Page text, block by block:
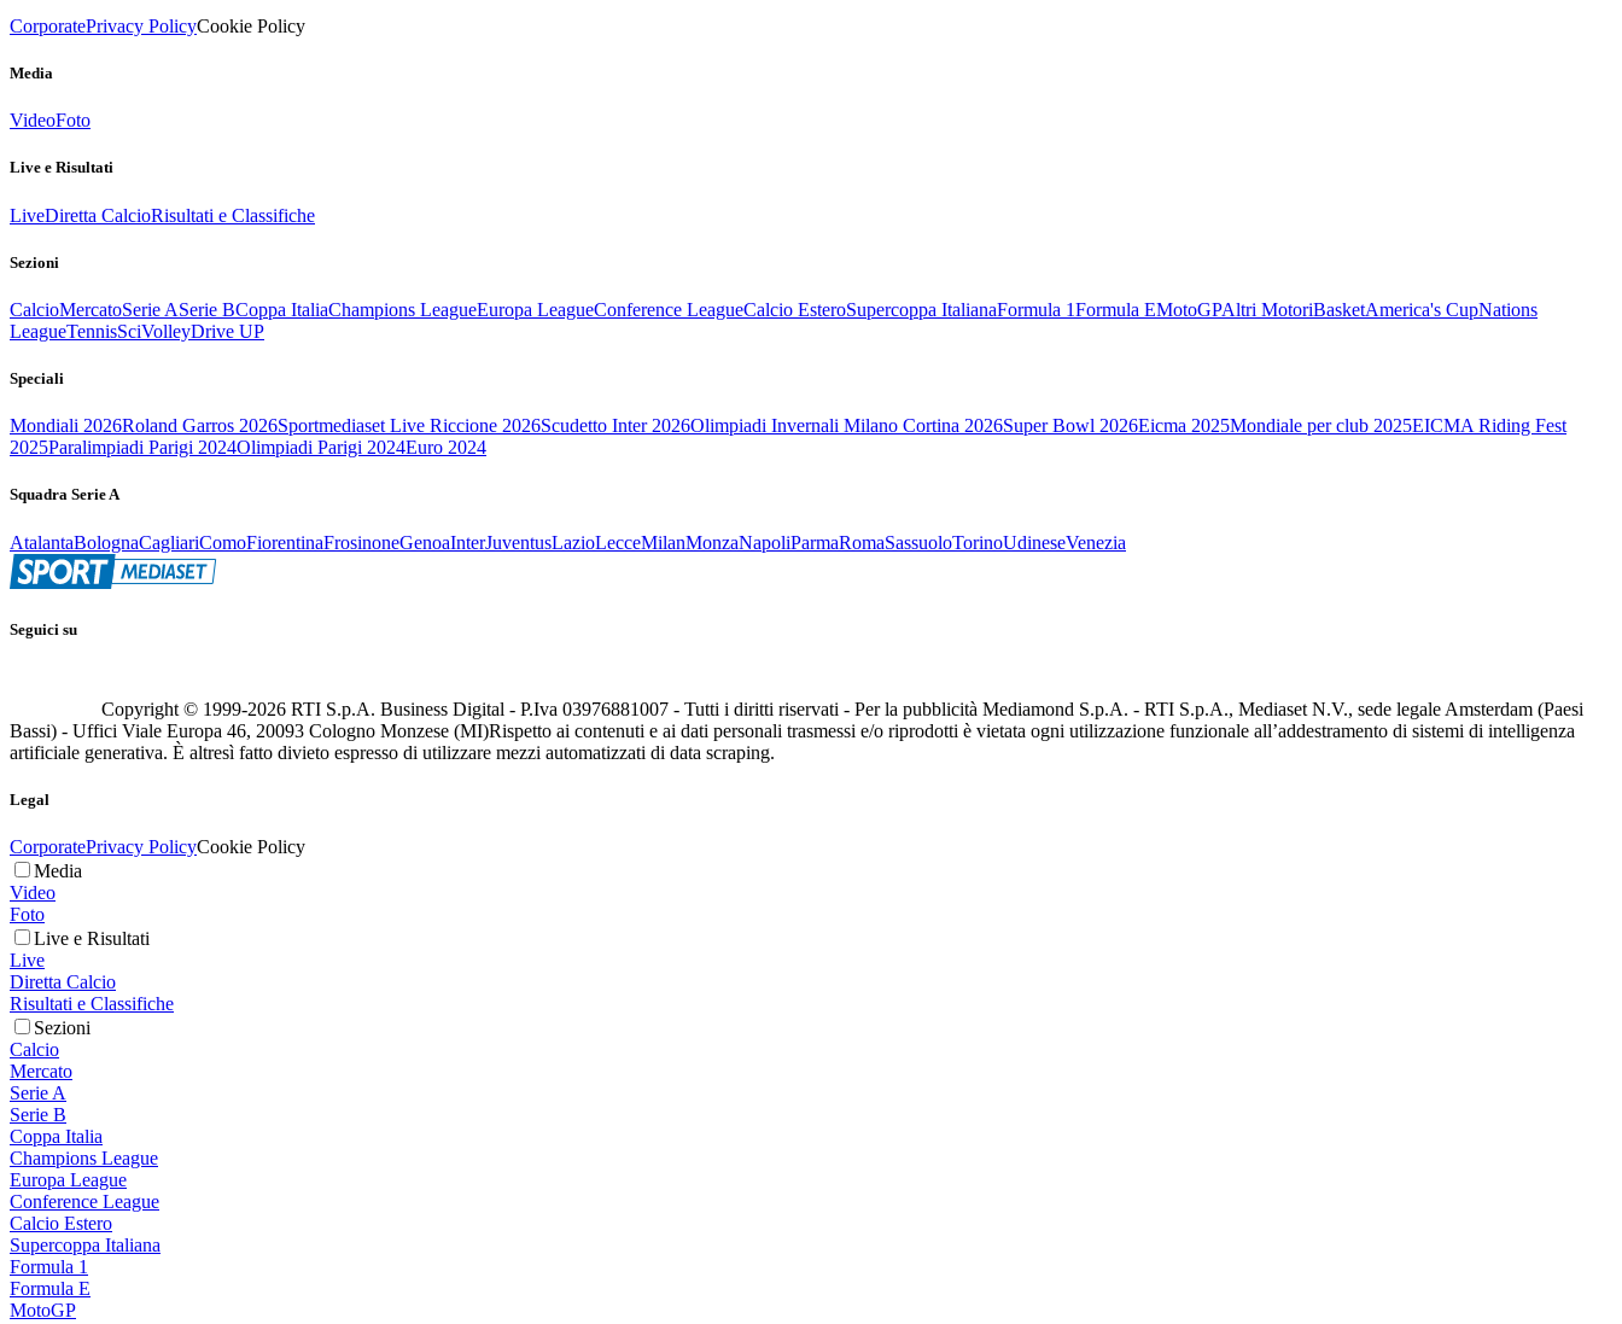
CorporatePrivacy PolicyCookie Policy
Media
VideoFoto
Live e Risultati
LiveDiretta CalcioRisultati e Classifiche
Sezioni
CalcioMercatoSerie ASerie BCoppa ItaliaChampions LeagueEuropa LeagueConference LeagueCalcio EsteroSupercoppa ItalianaFormula 1Formula EMotoGPAltri MotoriBasketAmerica's CupNations
LeagueTennisSciVolleyDrive UP
Speciali
Mondiali 2026Roland Garros 2026Sportmediaset Live Riccione 2026Scudetto Inter 2026Olimpiadi Invernali Milano Cortina 2026Super Bowl 2026Eicma 2025Mondiale per club 2025EICMA Riding Fest
2025Paralimpiadi Parigi 2024Olimpiadi Parigi 2024Euro 2024
Squadra Serie A
AtalantaBolognaCagliariComoFiorentinaFrosinoneGenoaInterJuventusLazioLecceMilanMonzaNapoliParmaRomaSassuoloTorinoUdineseVenezia
Seguici su
Copyright © 1999-2026 RTI S.p.A. Business Digital - P.Iva 03976881007 - Tutti i diritti riservati - Per la pubblicità Mediamond S.p.A. - RTI S.p.A., Mediaset N.V., sede legale Amsterdam (Paesi
Bassi) - Uffici Viale Europa 46, 20093 Cologno Monzese (MI)Rispetto ai contenuti e ai dati personali trasmessi e/o riprodotti è vietata ogni utilizzazione funzionale all’addestramento di sistemi di intelligenza
artificiale generativa. È altresì fatto divieto espresso di utilizzare mezzi automatizzati di data scraping.
Legal
CorporatePrivacy PolicyCookie Policy
Media
Video
Foto
Live e Risultati
Live
Diretta Calcio
Risultati e Classifiche
Sezioni
Calcio
Mercato
Serie A
Serie B
Coppa Italia
Champions League
Europa League
Conference League
Calcio Estero
Supercoppa Italiana
Formula 1
Formula E
MotoGP